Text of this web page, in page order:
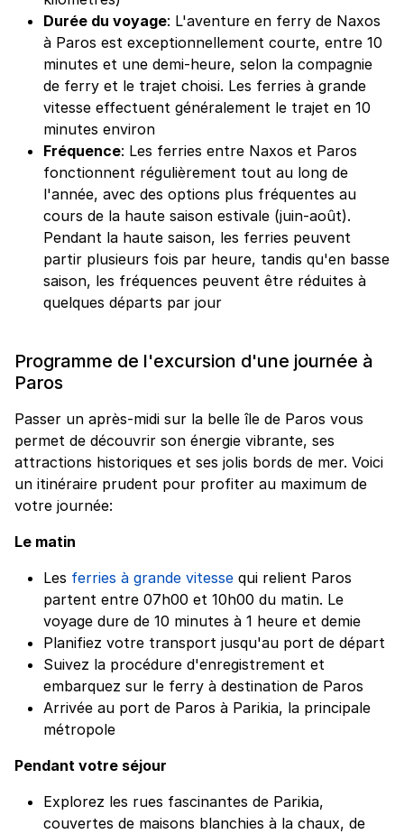
Durée du voyage: L'aventure en ferry de Naxos
à Paros est exceptionnellement courte, entre 10
minutes et une demi-heure, selon la compagnie
de ferry et le trajet choisi. Les ferries à grande
vitesse effectuent généralement le trajet en 10
minutes environ
Fréquence: Les ferries entre Naxos et Paros
fonctionnent régulièrement tout au long de
l'année, avec des options plus fréquentes au
cours de la haute saison estivale (juin-août).
Pendant la haute saison, les ferries peuvent
partir plusieurs fois par heure, tandis qu'en basse
saison, les fréquences peuvent être réduites à
quelques départs par jour
Programme de l'excursion d'une journée à
Paros
Passer un après-midi sur la belle île de Paros vous
permet de découvrir son énergie vibrante, ses
attractions historiques et ses jolis bords de mer. Voici
un itinéraire prudent pour profiter au maximum de
votre journée:
Le matin
Les ferries à grande vitesse qui relient Paros
partent entre 07h00 et 10h00 du matin. Le
voyage dure de 10 minutes à 1 heure et demie
Planifiez votre transport jusqu'au port de départ
Suivez la procédure d'enregistrement et
embarquez sur le ferry à destination de Paros
Arrivée au port de Paros à Parikia, la principale
métropole
Pendant votre séjour
Explorez les rues fascinantes de Parikia,
couvertes de maisons blanchies à la chaux, de